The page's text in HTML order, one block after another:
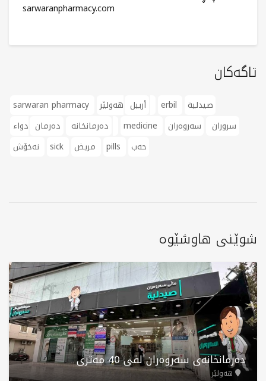
sarwaranpharmacy.com
تاگەکان
sarwaran pharmacy أربيل erbil
صيدلية
دەرمانخانە
دەرمان medicine سروران
سەروەران
sick pills حەب
شوێنی هاوشێوە
دەرمانخانەی سەروەران لقی 40 مەتری
هەولێر